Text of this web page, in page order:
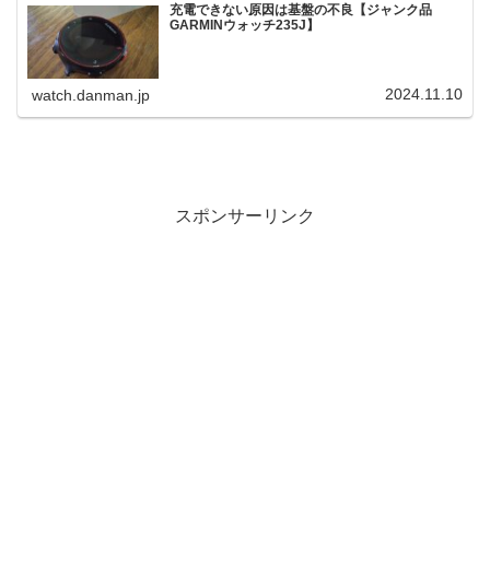
充電できない原因は基盤の不良【ジャンク品
GARMINウォッチ235J】
watch.danman.jp 2024.11.10
スポンサーリンク